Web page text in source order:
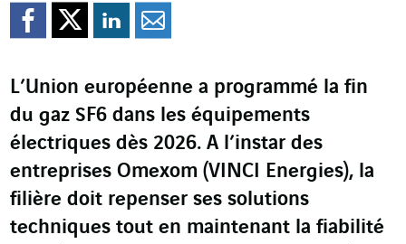
Partager sur Facebook
Partager sur Twitter
Partager sur
L’Union européenne a programmé la fin
du gaz SF6 dans les équipements
électriques dès 2026. A l’instar des
entreprises Omexom (VINCI Energies), la
filière doit repenser ses solutions
techniques tout en maintenant la fiabilité